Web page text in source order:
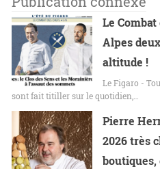
Le
Alpes
altitude !
Le Figaro -
sont fait titiller sur le quotidien,…
Pierre
2026 très